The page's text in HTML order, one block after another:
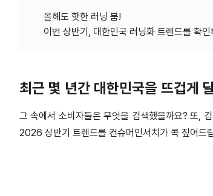
올해도 핫한 러닝 붐!
최근 몇 년간 대한민국을 뜨겁게
그 속에서 소비자들은 무엇을 검색했을까요?또
2026 상반기 트렌드를 컨슈머인서치가 콕 짚어드